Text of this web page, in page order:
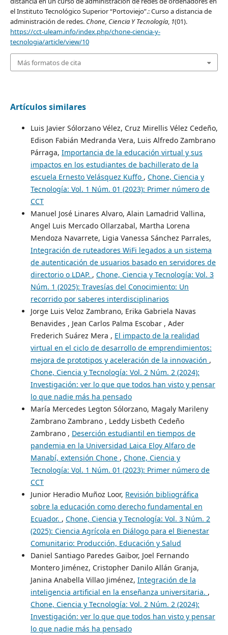
el Instituto Tecnológico Superior “Portoviejo”.: Curso a distancia de
administración de redes. Chone, Ciencia Y Tecnología, 1(01).
https://cct-uleam.info/index.php/chone-ciencia-y-
tecnologia/article/view/10
Más formatos de cita
Artículos similares
Luis Javier Sólorzano Vélez, Cruz Mirellis Vélez Cedeño,
Edison Fabián Medranda Vera, Luis Alfredo Zambrano
Párraga, Importancia de la educación virtual y sus
impactos en los estudiantes de bachillerato de la
escuela Ernesto Velásquez Kuffo , Chone, Ciencia y
Tecnología: Vol. 1 Núm. 01 (2023): Primer número de
CCT
Manuel José Linares Alvaro, Alain Lamadrid Vallina,
Angel Luis Mercado Ollarzabal, Martha Lorena
Mendoza Navarrete, Ligia Vanessa Sánchez Parrales,
Integración de ruteadores WiFi legados a un sistema
de autenticación de usuarios basado en servidores de
directorio o LDAP. , Chone, Ciencia y Tecnología: Vol. 3
Núm. 1 (2025): Travesías del Conocimiento: Un
recorrido por saberes interdisciplinarios
Jorge Luis Veloz Zambrano, Erika Gabriela Navas
Benavides , Jean Carlos Palma Escobar , Ader
Frederich Suárez Mera , El impacto de la realidad
virtual en el ciclo de desarrollo de emprendimientos:
mejora de prototipos y aceleración de la innovación ,
Chone, Ciencia y Tecnología: Vol. 2 Núm. 2 (2024):
Investigación: ver lo que que todos han visto y pensar
lo que nadie más ha pensado
María Mercedes Legton Sólorzano, Magaly Marileny
Zambrano Zambrano , Leddy Lisbeth Cedeño
Zambrano , Deserción estudiantil en tiempos de
pandemia en la Universidad Laica Eloy Alfaro de
Manabí, extensión Chone , Chone, Ciencia y
Tecnología: Vol. 1 Núm. 01 (2023): Primer número de
CCT
Junior Heradio Muñoz Loor, Revisión bibliográfica
sobre la educación como derecho fundamental en
Ecuador. , Chone, Ciencia y Tecnología: Vol. 3 Núm. 2
(2025): Ciencia Agrícola en Diálogo para el Bienestar
Comunitario: Producción, Educación y Salud
Daniel Santiago Paredes Gaibor, Joel Fernando
Montero Jiménez, Cristopher Danilo Allán Granja,
Janina Anabella Villao Jiménez, Integración de la
inteligencia artificial en la enseñanza universitaria. ,
Chone, Ciencia y Tecnología: Vol. 2 Núm. 2 (2024):
Investigación: ver lo que que todos han visto y pensar
lo que nadie más ha pensado